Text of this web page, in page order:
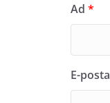
Ad *
E-posta